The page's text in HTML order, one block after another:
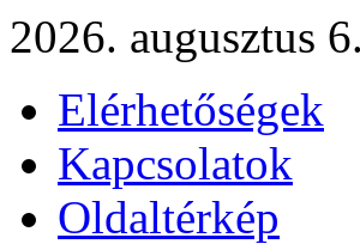
2026. augusztus
Elérhetőségek
Kapcsolatok
Oldaltérkép